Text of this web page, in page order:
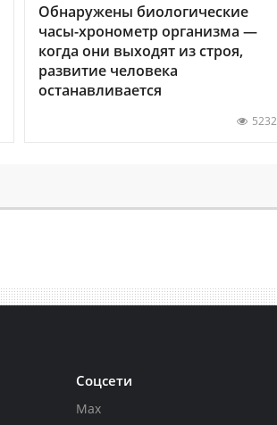
Обнаружены биологические
часы-хронометр организма —
когда они выходят из строя,
развитие человека
останавливается
5232
Соцсети
Max